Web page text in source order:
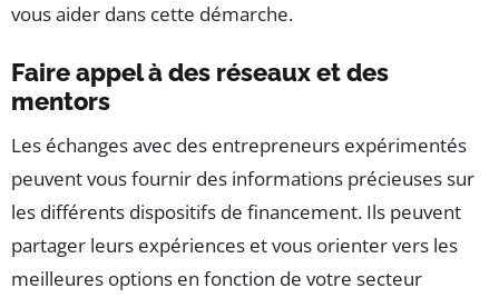
vous aider dans cette démarche.
Faire appel à des réseaux et des
mentors
Les échanges avec des entrepreneurs expérimentés
peuvent vous fournir des informations précieuses sur
les différents dispositifs de financement. Ils peuvent
partager leurs expériences et vous orienter vers les
meilleures options en fonction de votre secteur